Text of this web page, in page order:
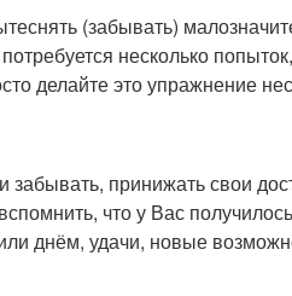
(забывать)
несколько
делайте это упражнение
принижать свои
что у Вас
днём, удачи, новые